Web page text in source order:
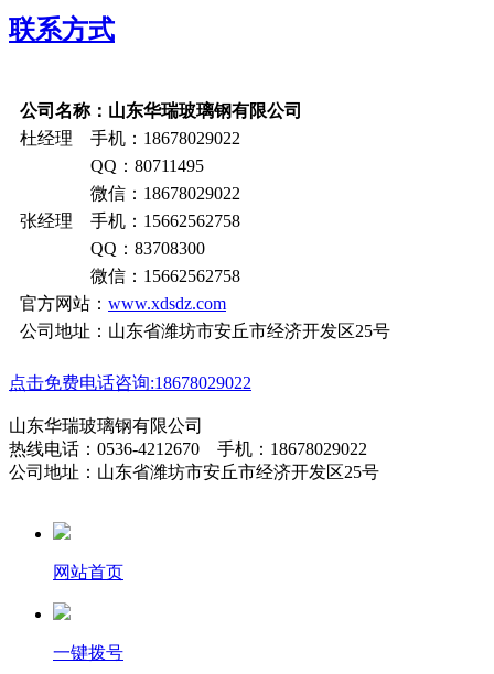
联系方式
公司名称：山东华瑞玻璃钢有限公司
杜经理 手机：18678029022
QQ：80711495
微信：18678029022
张经理 手机：15662562758
QQ：83708300
微信：15662562758
官方网站： www.xdsdz.com
公司地址：山东省潍坊市安丘市经济开发区25号
点击免费电话咨询:18678029022
山东华瑞玻璃钢有限公司
热线电话：0536-4212670 手机：18678029022
公司地址：山东省潍坊市安丘市经济开发区25号
网站首页
一键拨号